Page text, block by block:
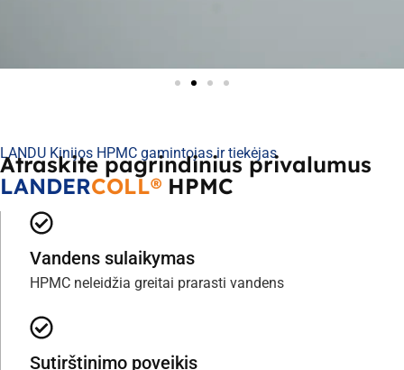
LANDU Kinijos HPMC gamintojas ir tiekėjas
Atraskite pagrindinius privalumus
LANDERCOLL® HPMC
Vandens sulaikymas
HPMC neleidžia greitai prarasti vandens
Sutirštinimo poveikis